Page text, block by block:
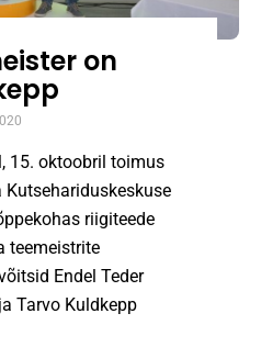
on
15. oktoobril toimus
Kutsehariduskeskuse
riigiteede
teemeistrite
Endel Teder
Tarvo Kuldkepp